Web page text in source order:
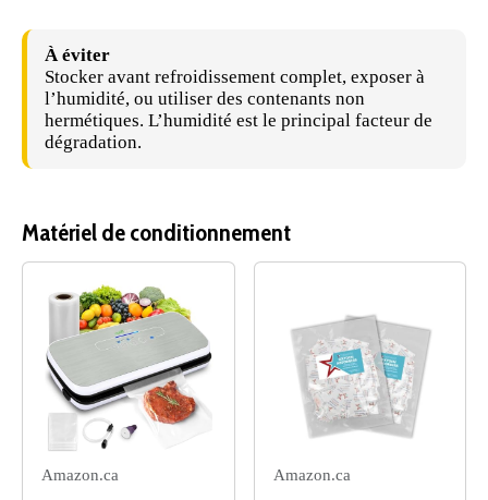
À éviter
Stocker avant refroidissement complet, exposer à
l’humidité, ou utiliser des contenants non
hermétiques. L’humidité est le principal facteur de
dégradation.
Matériel de conditionnement
Amazon.ca Amazon.ca